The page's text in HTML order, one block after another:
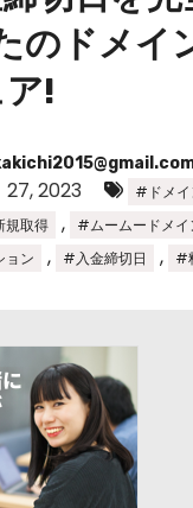
のドメイ
!
27, 2023 #ドメイ
規取得
, #ムームードメイ
ョン
, #入金締切日 , #